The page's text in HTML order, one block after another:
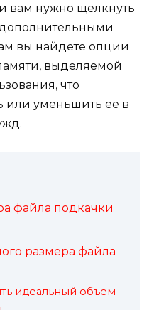
вам нужно щелкнуть
дополнительными
вы найдете опции
выделяемой
что
или уменьшить её в
файла подкачки
размера файла
идеальный объем